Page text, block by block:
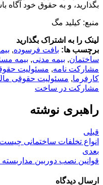
بگذارید، و به حقوق خود آگاه
منبع: کیلید مگ
لینک را به اشتراک بگذارید
برچسب ها: بافت فرسوده,
ساختمان, بیمه مدنی, بیمه
مشارکت نامه, مسئولیت
کارفرما, مسئولیت حقوقی
مشارکت در ساخت
راهبری نوشته
قبلی
انواع تخلفات ساختمانی
بعدی
قوانین نصب دوربین
ارسال دیدگاه